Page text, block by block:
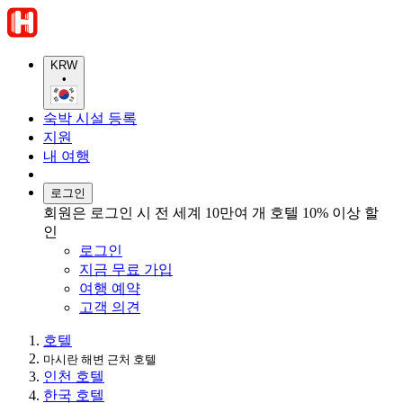
KRW
•
숙박 시설 등록
지원
내 여행
로그인
회원은 로그인 시 전 세계 10만여 개 호텔 10% 이상 할
인
로그인
지금 무료 가입
여행 예약
고객 의견
호텔
마시란 해변 근처 호텔
인천 호텔
한국 호텔